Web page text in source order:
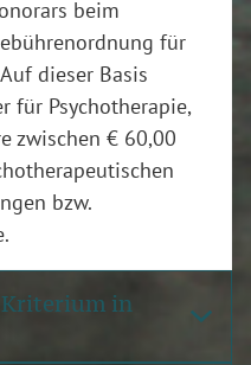
beim
für
dieser Basis
für Psychotherapie,
zwischen € 60,00
bzw.
Kriterium in